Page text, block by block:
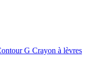
G Crayon à lèvres